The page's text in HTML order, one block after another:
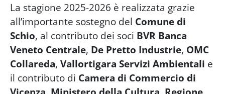
La stagione 2025-2026 è realizzata grazie
all’importante sostegno del Comune di
Schio, al contributo dei soci BVR Banca
Veneto Centrale, De Pretto Industrie, OMC
Collareda, Vallortigara Servizi Ambientali e
il contributo di Camera di Commercio di